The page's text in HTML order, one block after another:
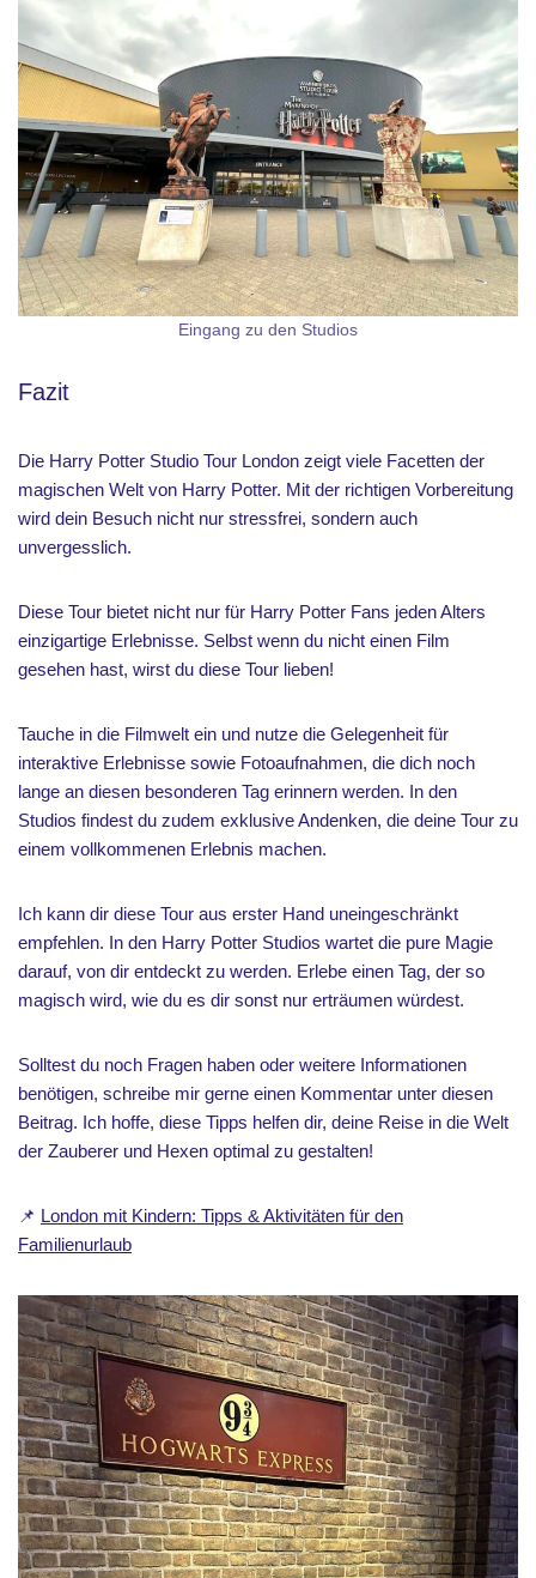
Eingang zu den Studios
Fazit
Die Harry Potter Studio Tour London zeigt viele Facetten der
magischen Welt von Harry Potter. Mit der richtigen Vorbereitung
wird dein Besuch nicht nur stressfrei, sondern auch
unvergesslich.
Diese Tour bietet nicht nur für Harry Potter Fans jeden Alters
einzigartige Erlebnisse. Selbst wenn du nicht einen Film
gesehen hast, wirst du diese Tour lieben!
Tauche in die Filmwelt ein und nutze die Gelegenheit für
interaktive Erlebnisse sowie Fotoaufnahmen, die dich noch
lange an diesen besonderen Tag erinnern werden. In den
Studios findest du zudem exklusive Andenken, die deine Tour zu
einem vollkommenen Erlebnis machen.
Ich kann dir diese Tour aus erster Hand uneingeschränkt
empfehlen. In den Harry Potter Studios wartet die pure Magie
darauf, von dir entdeckt zu werden. Erlebe einen Tag, der so
magisch wird, wie du es dir sonst nur erträumen würdest.
Solltest du noch Fragen haben oder weitere Informationen
benötigen, schreibe mir gerne einen Kommentar unter diesen
Beitrag. Ich hoffe, diese Tipps helfen dir, deine Reise in die Welt
der Zauberer und Hexen optimal zu gestalten!
📌 London mit Kindern: Tipps & Aktivitäten für den
Familienurlaub